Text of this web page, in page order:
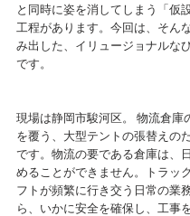
と同時に姿を消してしまう「仮
工程があります。今回は、そん
み出した、イリュージョナルな
です。
現場は静岡市駿河区。 物流倉庫
を覆う、大型テントの張替えの
です。物流の要である倉庫は、
めることができません。トラッ
フトが頻繁に行き交う日常の業
ら、いかに安全を確保し、工事